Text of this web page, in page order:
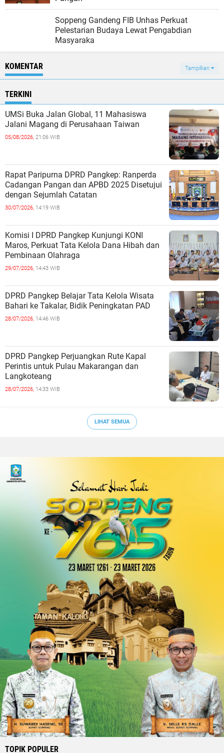
Soppeng Gandeng FIB Unhas Perkuat
Pelestarian Budaya Lewat Pengabdian
Masyaraka
KOMENTAR Tampilkan
TERKINI
UMSi Buka Jalan Global, 11 Mahasiswa
Jalani Magang di Perusahaan Taiwan
05/08/2026, 21:06 WIB
Rapat Paripurna DPRD Pangkep: Ranperda
Cadangan Pangan dan APBD 2025 Disetujui
dengan Sejumlah Catatan
30/07/2026, 14:19 WIB
Komisi I DPRD Pangkep Kunjungi KONI
Maros, Perkuat Tata Kelola Dana Hibah dan
Pembinaan Olahraga
29/07/2026, 14:43 WIB
DPRD Pangkep Belajar Tata Kelola Wisata
Bahari ke Takalar, Bidik Peningkatan PAD
28/07/2026, 14:46 WIB
DPRD Pangkep Perjuangkan Rute Kapal
Perintis untuk Pulau Makarangan dan
Langkoteang
28/07/2026, 14:33 WIB
LIHAT SEMUA
TOPIK POPULER